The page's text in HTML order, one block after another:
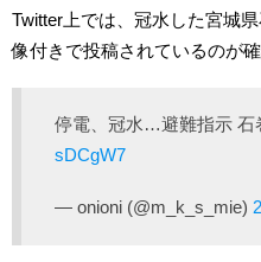
Twitter上では、冠水した宮城
像付きで投稿されているのが確
停電、冠水…避難指示 石
sDCgW7
— onioni (@m_k_s_mie)